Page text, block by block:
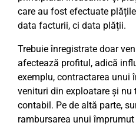
care au fost efectuate
data facturii, ci data plății.
Trebuie înregistrate doar
afectează profitul, adică
exemplu, contractarea unui
venituri din exploatare și nu
contabil. Pe de altă parte,
rambursarea unui